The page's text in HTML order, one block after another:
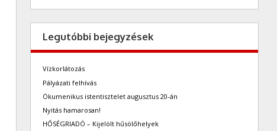
Legutóbbi bejegyzések
Vízkorlátozás
Pályázati felhívás
Ökumenikus istentisztelet augusztus 20-án
Nyitás hamarosan!
HŐSÉGRIADÓ – Kijelölt hűsölőhelyek